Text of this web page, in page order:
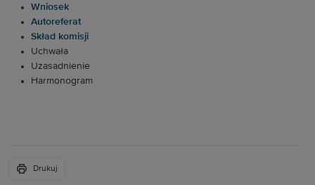
Wniosek
Autoreferat
Skład komisji
Uchwała
Uzasadnienie
Harmonogram
Drukuj